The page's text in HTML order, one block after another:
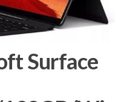
Surface